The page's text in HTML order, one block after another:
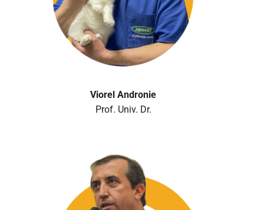
Viorel Andronie
Prof. Univ. Dr.